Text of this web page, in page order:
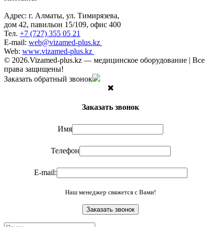
Адрес: г. Алматы, ул. Тимирязева,
дом 42, павильон 15/109, офис 400
Тел. +7 (727) 355 05 21
E-mail: web@vizamed-plus.kz
Web: www.vizamed-plus.kz
© 2026.Vizamed-plus.kz — медицинское оборудование | Все
права защищены!
Заказать обратный звонок
Заказать звонок
Имя
Телефон
E-mail:
Наш менеджер свяжется с Вами!